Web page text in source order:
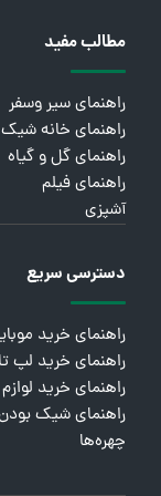
مطالب مفید
راهنمای سیر وسفر
راهنمای خانه شیک
راهنمای گل و گیاه
راهنمای فیلم
آشپزی
دسترسی سریع
راهنمای خرید
راهنمای خرید لپ
راهنمای خرید
راهنمای شیک
چهره‌ها